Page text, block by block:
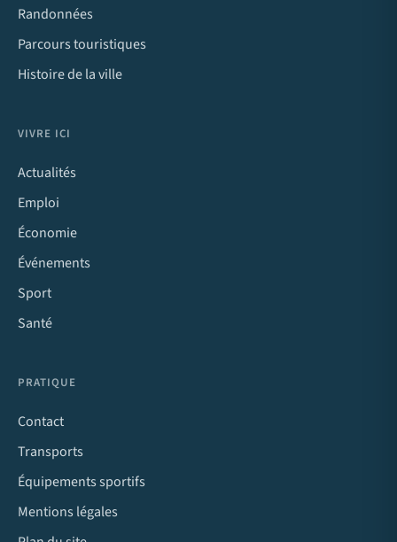
Randonnées
Parcours touristiques
Histoire de la ville
VIVRE ICI
Actualités
Emploi
Économie
Événements
Sport
Santé
PRATIQUE
Contact
Transports
Équipements sportifs
Mentions légales